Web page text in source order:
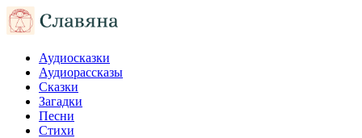
Аудиосказки
Аудиорассказы
Сказки
Загадки
Песни
Стихи